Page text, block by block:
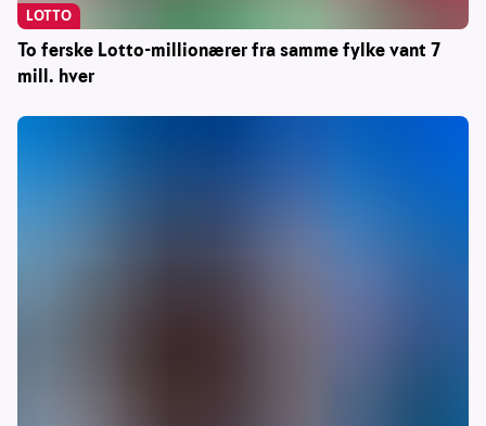
To ferske Lotto-millionærer fra samme fylke vant 7
mill. hver
LOTTO